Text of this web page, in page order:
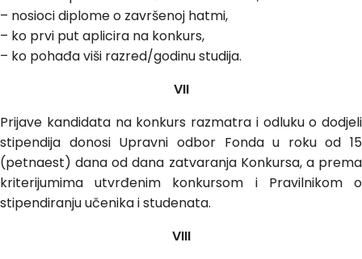
– nosioci diplome o završenoj hatmi,
– ko prvi put aplicira na konkurs,
– ko pohađa viši razred/godinu studija.
VII
Prijave kandidata na konkurs razmatra i odluku o dodjeli
stipendija donosi Upravni odbor Fonda u roku od 15
(petnaest) dana od dana zatvaranja Konkursa, a prema
kriterijumima utvrđenim konkursom i Pravilnikom o
stipendiranju učenika i studenata.
VIII